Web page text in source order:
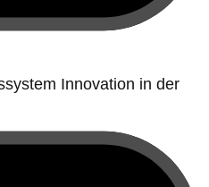
Innovation in der